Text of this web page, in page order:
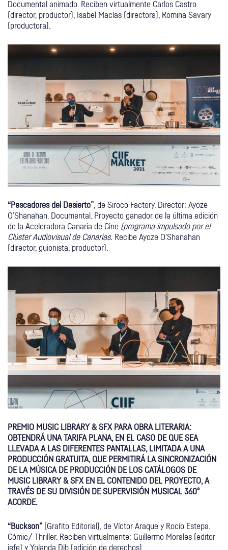
Documental animado. Reciben virtualmente Carlos Castro
(director, productor), Isabel Macías (directora), Romina Savary
(productora).
“Pescadores del Desierto” , de Siroco Factory. Director: Ayoze
O’Shanahan. Documental. Proyecto ganador de la última edición
de la Aceleradora Canaria de Cine (programa impulsado por el
Clúster Audiovisual de Canarias. Recibe Ayoze O’Shanahan
(director, guionista, productor).
PREMIO MUSIC LIBRARY & SFX PARA OBRA LITERARIA:
OBTENDRÁ UNA TARIFA PLANA, EN EL CASO DE QUE SEA
LLEVADA A LAS DIFERENTES PANTALLAS, LIMITADA A UNA
PRODUCCIÓN GRATUITA, QUE PERMITIRÁ LA SINCRONIZACIÓN
DE LA MÚSICA DE PRODUCCIÓN DE LOS CATÁLOGOS DE
MUSIC LIBRARY & SFX EN EL CONTENIDO DEL PROYECTO, A
TRAVÉS DE SU DIVISIÓN DE SUPERVISIÓN MUSICAL 360º
ACORDE.
“Buckson” (Grafito Editorial), de Víctor Araque y Rocío Estepa.
Cómic/ Thriller. Reciben virtualmente: Guillermo Morales (editor
jefe) y Yolanda Dib (edición de derechos)